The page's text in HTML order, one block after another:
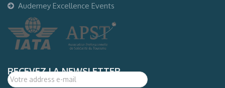
Auderney Excellence Events
RECEVEZ LA NEWSLETTER